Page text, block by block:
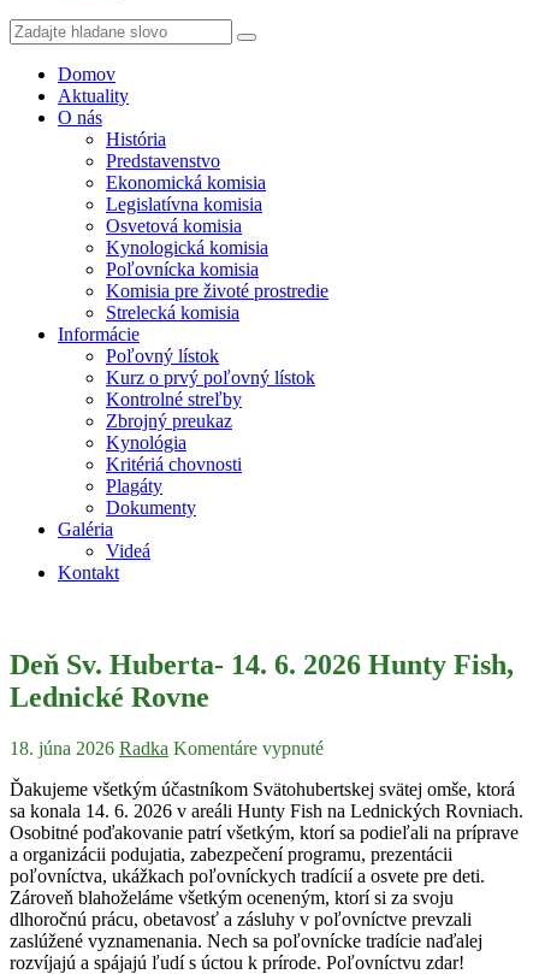
Domov
Aktuality
O nás
História
Predstavenstvo
Ekonomická komisia
Legislatívna komisia
Osvetová komisia
Kynologická komisia
Poľovnícka komisia
Komisia pre životé prostredie
Strelecká komisia
Informácie
Poľovný lístok
Kurz o prvý poľovný lístok
Kontrolné streľby
Zbrojný preukaz
Kynológia
Kritériá chovnosti
Plagáty
Dokumenty
Galéria
Videá
Kontakt
Deň Sv. Huberta- 14. 6. 2026 Hunty Fish,
Lednické Rovne
18. júna 2026 Radka Komentáre vypnuté
Ďakujeme všetkým účastníkom Svätohubertskej svätej omše, ktorá
sa konala 14. 6. 2026 v areáli Hunty Fish na Lednických Rovniach.
Osobitné poďakovanie patrí všetkým, ktorí sa podieľali na príprave
a organizácii podujatia, zabezpečení programu, prezentácii
poľovníctva, ukážkach poľovníckych tradícií a osvete pre deti.
Zároveň blahoželáme všetkým oceneným, ktorí si za svoju
dlhoročnú prácu, obetavosť a zásluhy v poľovníctve prevzali
zaslúžené vyznamenania. Nech sa poľovnícke tradície naďalej
rozvíjajú a spájajú ľudí s úctou k prírode. Poľovníctvu zdar!